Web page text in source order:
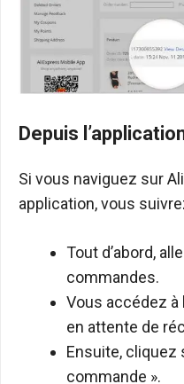
Depuis
Si vous naviguez sur
application, vous
Tout d’abord,
commandes.
Vous accédez à
en attente de
Ensuite, cliquez
commande ».